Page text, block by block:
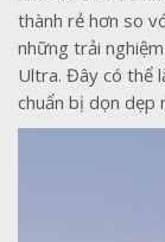
thành rẻ hơn so
những trải
Ultra. Đây có thể
chuẩn bị dọn dẹp